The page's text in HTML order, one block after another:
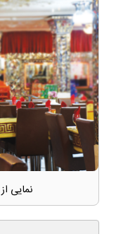
نمایی